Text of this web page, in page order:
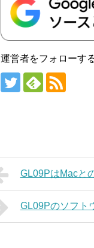
運営者をフォローす
GL09PはMacと
GL09Pのソフト